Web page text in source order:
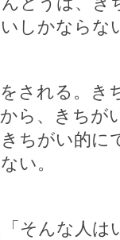
しかならな
される。き
ら、きちが
ちがい的に
い。
そんな人は